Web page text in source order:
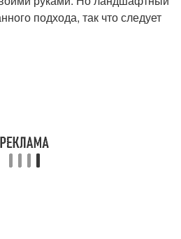
подхода, так что следует